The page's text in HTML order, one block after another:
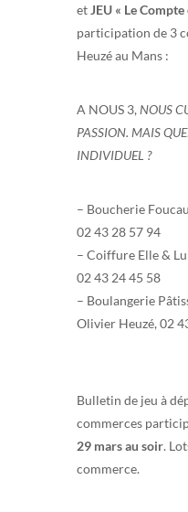
etJEU « Le Compte
participation de 3
Heuzé au Mans :
A NOUS 3, NOUS
PASSION. MAIS
INDIVIDUEL ?
– Boucherie
02 43 28 57 94
– Coiffure Elle &
02 43 24 45 58
– Boulangerie
Olivier Heuzé, 02
Bulletin de jeu à
commerces
29 mars au soir.
commerce.